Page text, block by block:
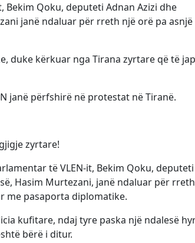
Bekim Qoku, deputeti Adnan Azizi dhe
janë ndaluar për rreth një orë pa asnjë
duke kërkuar nga Tirana zyrtare që të
janë përfshirë në protestat në Tiranë.
zyrtare!
të VLEN-it, Bekim Qoku, deputeti
Hasim Murtezani, janë ndaluar për
me pasaporta diplomatike.
kufitare, ndaj tyre paska një ndalesë
bërë i ditur.